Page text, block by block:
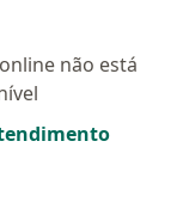
não está